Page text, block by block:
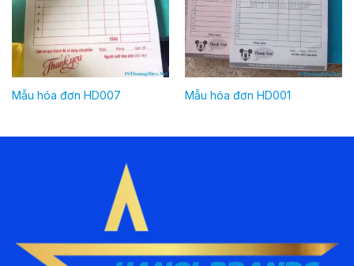
Mẫu hóa đơn HD007 Mẫu hóa đơn HD001